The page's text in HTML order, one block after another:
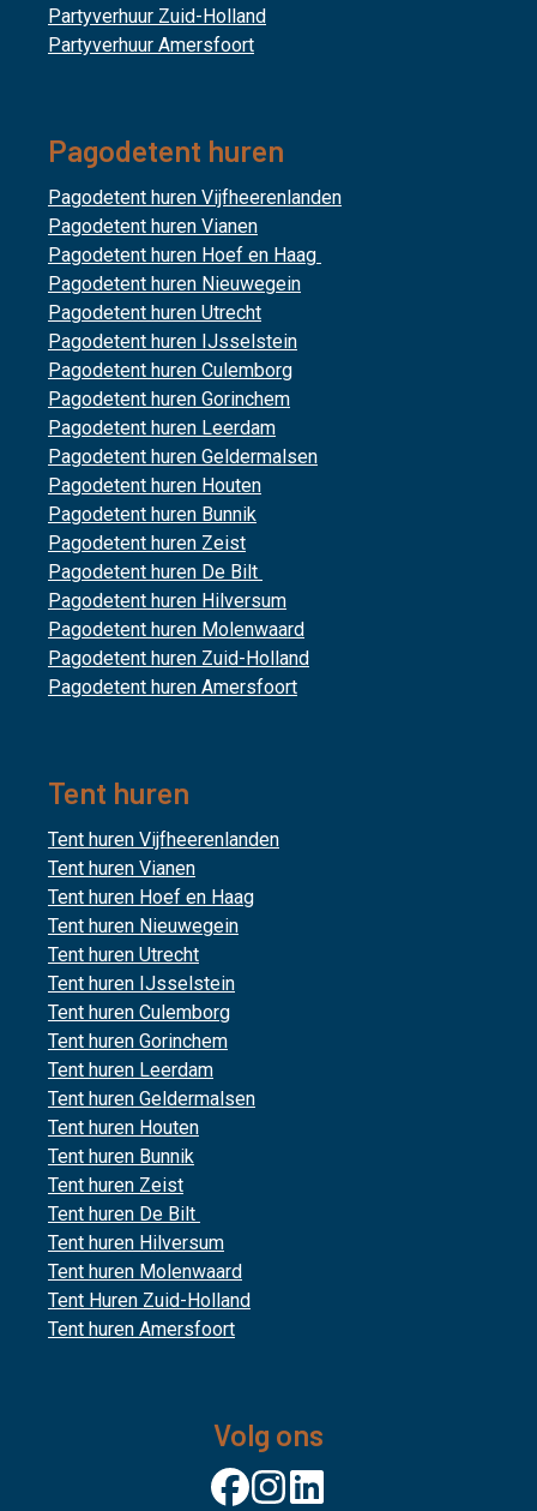
Partyverhuur Zuid-Holland
Partyverhuur Amersfoort
Pagodetent huren
Pagodetent huren Vijfheerenlanden
Pagodetent huren Vianen
Pagodetent huren Hoef en Haag
Pagodetent huren Nieuwegein
Pagodetent huren Utrecht
Pagodetent huren IJsselstein
Pagodetent huren Culemborg
Pagodetent huren Gorinchem
Pagodetent huren Leerdam
Pagodetent huren Geldermalsen
Pagodetent huren Houten
Pagodetent huren Bunnik
Pagodetent huren Zeist
Pagodetent huren De Bilt
Pagodetent huren Hilversum
Pagodetent huren Molenwaard
Pagodetent huren Zuid-Holland
Pagodetent huren Amersfoort
Tent huren
Tent huren Vijfheerenlanden
Tent huren Vianen
Tent huren Hoef en Haag
Tent huren Nieuwegein
Tent huren Utrecht
Tent huren IJsselstein
Tent huren Culemborg
Tent huren Gorinchem
Tent huren Leerdam
Tent huren Geldermalsen
Tent huren Houten
Tent huren Bunnik
Tent huren Zeist
Tent huren De Bilt
Tent huren Hilversum
Tent huren Molenwaard
Tent Huren Zuid-Holland
Tent huren Amersfoort
Volg ons